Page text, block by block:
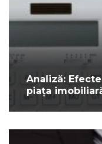
Analiză:
piața